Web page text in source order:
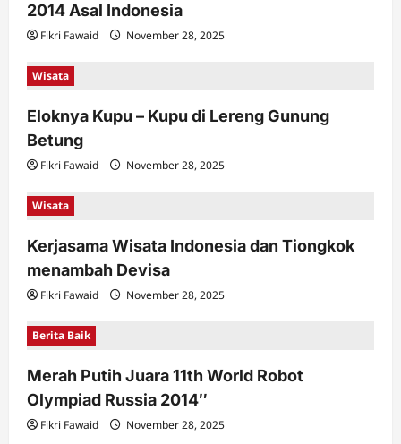
2014 Asal Indonesia
Fikri Fawaid November 28, 2025
Wisata
Eloknya Kupu – Kupu di Lereng Gunung
Betung
Fikri Fawaid November 28, 2025
Wisata
Kerjasama Wisata Indonesia dan Tiongkok
menambah Devisa
Fikri Fawaid November 28, 2025
Berita Baik
Merah Putih Juara 11th World Robot
Olympiad Russia 2014″
Fikri Fawaid November 28, 2025